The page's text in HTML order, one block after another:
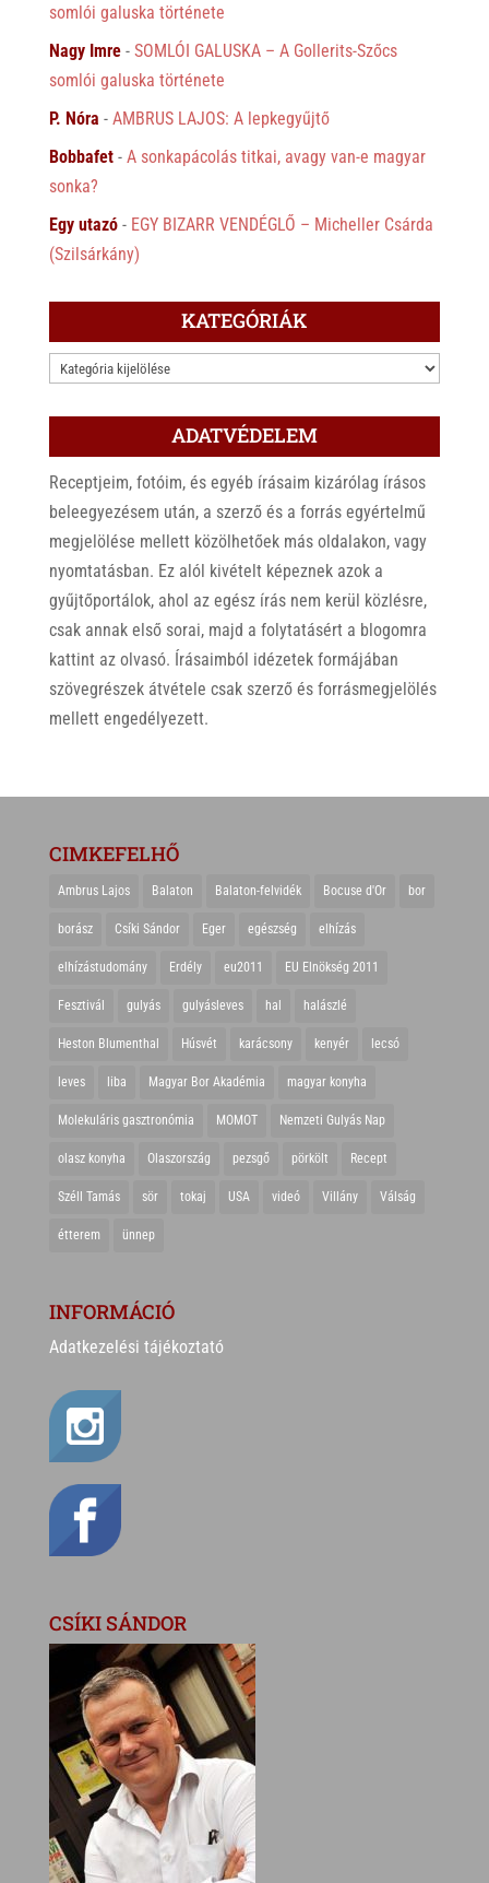
somlói galuska története
Nagy Imre- SOMLÓI GALUSKA – A Gollerits-Szőcs
somlói galuska története
P. Nóra - AMBRUS LAJOS: A lepkegyűjtő
Bobbafet- A sonkapácolás titkai, avagy van-e magyar
sonka?
Egy utazó- EGY BIZARR VENDÉGLŐ – Micheller Csárda
(Szilsárkány)
KATEGÓRIÁK
KATEGÓRIÁK
ADATVÉDELEM
Receptjeim, fotóim, és egyéb írásaim kizárólag írásos
beleegyezésem után, a szerző és a forrás egyértelmű
megjelölése mellett közölhetőek más oldalakon, vagy
nyomtatásban. Ez alól kivételt képeznek azok a
gyűjtőportálok, ahol az egész írás nem kerül közlésre,
csak annak első sorai, majd a folytatásért a blogomra
kattint az olvasó. Írásaimból idézetek formájában
szövegrészek átvétele csak szerző és forrásmegjelölés
mellett engedélyezett.
CIMKEFELHŐ
Ambrus Lajos Balaton Balaton-felvidék Bocuse d'Or bor
borász Csíki Sándor Eger egészség elhízás
elhízástudomány Erdély eu2011 EU Elnökség 2011
Fesztivál gulyás gulyásleves hal halászlé
Heston Blumenthal Húsvét karácsony kenyér lecsó
leves liba Magyar Bor Akadémia magyar konyha
Molekuláris gasztronómia MOMOT Nemzeti Gulyás Nap
olasz konyha Olaszország pezsgő pörkölt Recept
Széll Tamás sör tokaj USA videó Villány Válság
étterem ünnep
INFORMÁCIÓ
Adatkezelési tájékoztató
CSÍKI SÁNDOR